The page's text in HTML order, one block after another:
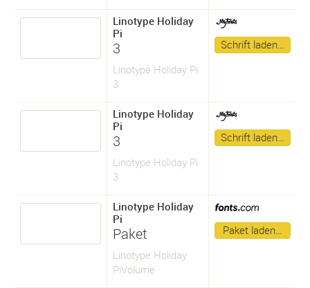
Linotype Holiday
Pi
3
Linotype Holiday Pi
3
Schrift laden…
Linotype Holiday
Pi
3
Linotype Holiday Pi
3
Schrift laden…
Linotype Holiday
Pi
Paket
Linotype Holiday
PiVolume
Paket laden…